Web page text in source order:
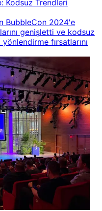
Kodsuz Trendleri
BubbleCon 2024'e
genişletti ve kodsuz
fırsatlarını